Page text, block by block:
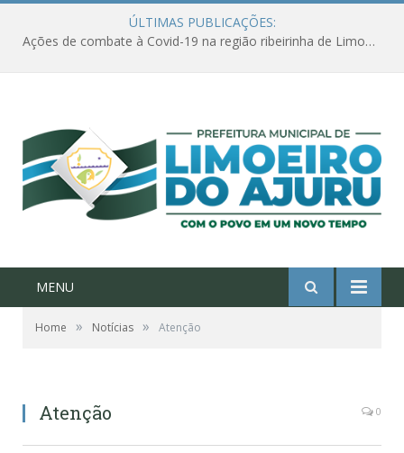
ÚLTIMAS PUBLICAÇÕES:
Ações de combate à Covid-19 na região ribeirinha de Limoeiro do Ajuru continuam
MENU
Home » Notícias » Atenção
Atenção 0